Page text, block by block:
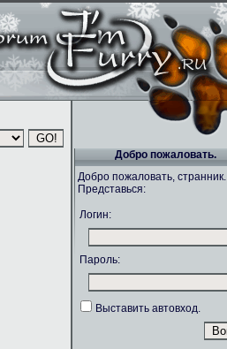
Добро пожаловать.
Добро пожаловать, странник.
Представься:
Логин:
Пароль:
Выставить автовход.